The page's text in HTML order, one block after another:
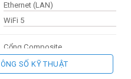
Ethernet (LAN)
WiFi 5
Cổng Composite
3 cổng
SỐ KỸ THUẬT